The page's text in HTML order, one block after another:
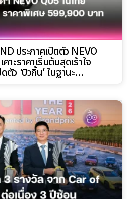
ประกาศเปิดตัว NEVO
าะราคาเริ่มต้นสุดเร้าใจ
ว ‘บิวกิ้น’ ในฐานะ